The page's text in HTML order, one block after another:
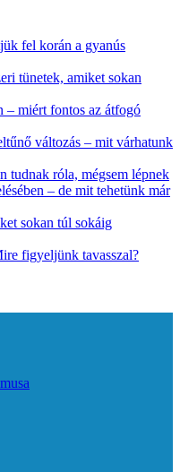
fel korán a gyanús
tünetek, amiket sokan
– miért fontos az átfogó
változás – mit várhatunk
tudnak róla, mégsem lépnek
– de mit tehetünk már
sokan túl sokáig
figyeljünk tavasszal?